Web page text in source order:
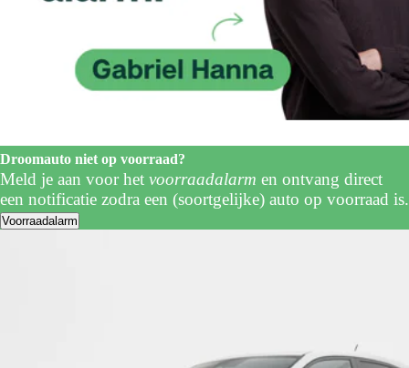
Droomauto niet op voorraad?
Meld je aan voor het voorraadalarm en ontvang direct
een notificatie zodra een (soortgelijke) auto op voorraad is.
Voorraadalarm